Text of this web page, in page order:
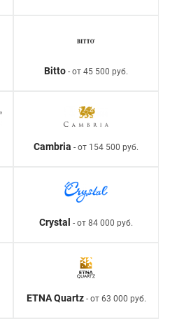
Bitto - от 45 500 руб.
Cambria - от 154 500 руб.
Crystal - от 84 000 руб.
ETNA Quartz- от 63 000 руб.